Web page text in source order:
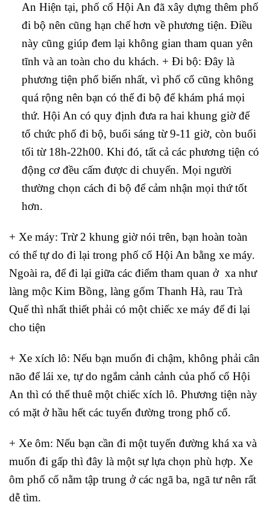
An Hiện tại, phố cổ Hội An đã xây dựng thêm phố
đi bộ nên cũng hạn chế hơn về phương tiện. Điều
này cũng giúp đem lại không gian tham quan yên
tĩnh và an toàn cho du khách. + Đi bộ: Đây là
phương tiện phổ biến nhất, vì phố cổ cũng không
quá rộng nên bạn có thể đi bộ để khám phá mọi
thứ. Hội An có quy định đưa ra hai khung giờ để
tổ chức phố đi bộ, buổi sáng từ 9-11 giờ, còn buổi
tối từ 18h-22h00. Khi đó, tất cả các phương tiện có
động cơ đều cấm được di chuyển. Mọi người
thường chọn cách đi bộ để cảm nhận mọi thứ tốt
hơn.
+ Xe máy: Trừ 2 khung giờ nói trên, bạn hoàn toàn
có thể tự do đi lại trong phố cổ Hội An bằng xe máy.
Ngoài ra, để đi lại giữa các điểm tham quan ở xa như
làng mộc Kim Bồng, làng gốm Thanh Hà, rau Trà
Quế thì nhất thiết phải có một chiếc xe máy để đi lại
cho tiện
+ Xe xích lô: Nếu bạn muốn đi chậm, không phải cân
não để lái xe, tự do ngắm cảnh cảnh của phố cổ Hội
An thì có thể thuê một chiếc xích lô. Phương tiện này
có mặt ở hầu hết các tuyến đường trong phố cổ.
+ Xe ôm: Nếu bạn cần đi một tuyến đường khá xa và
muốn đi gấp thì đây là một sự lựa chọn phù hợp. Xe
ôm phố cổ nằm tập trung ở các ngã ba, ngã tư nên rất
dễ tìm.